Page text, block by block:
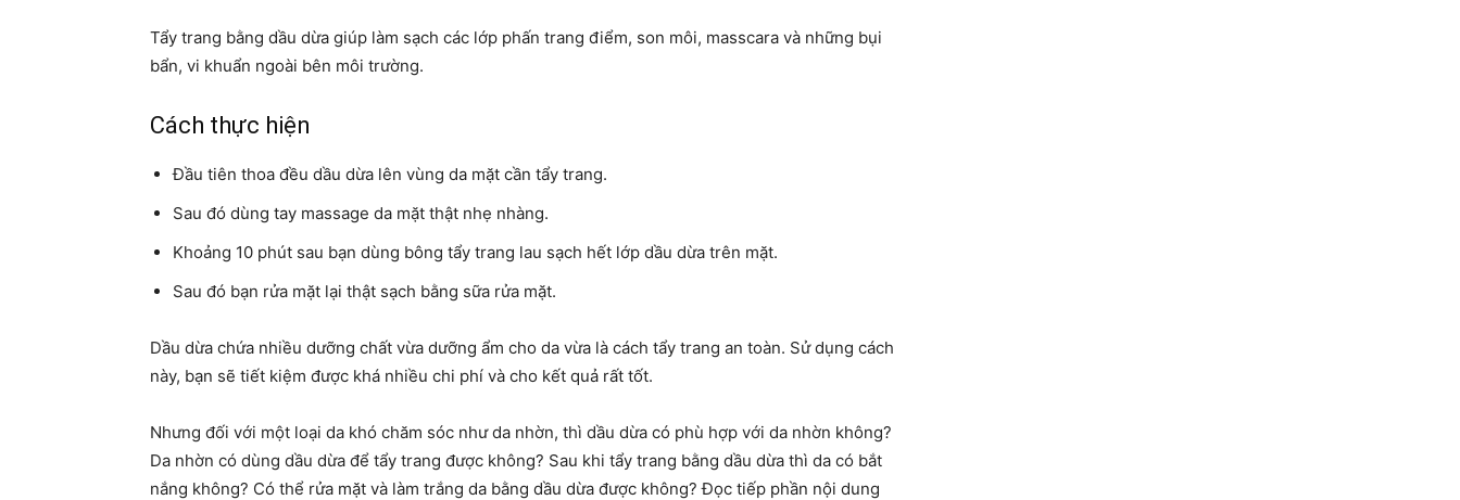
Tẩy trang bằng dầu dừa giúp làm sạch các lớp phấn trang điểm, son môi, masscara và những bụi
bẩn, vi khuẩn ngoài bên môi trường.
Cách thực hiện
Đầu tiên thoa đều dầu dừa lên vùng da mặt cần tẩy trang.
Sau đó dùng tay massage da mặt thật nhẹ nhàng.
Khoảng 10 phút sau bạn dùng bông tẩy trang lau sạch hết lớp dầu dừa trên mặt.
Sau đó bạn rửa mặt lại thật sạch bằng sữa rửa mặt.
Dầu dừa chứa nhiều dưỡng chất vừa dưỡng ẩm cho da vừa là cách tẩy trang an toàn. Sử dụng cách
này, bạn sẽ tiết kiệm được khá nhiều chi phí và cho kết quả rất tốt.
Nhưng đối với một loại da khó chăm sóc như da nhờn, thì dầu dừa có phù hợp với da nhờn không?
Da nhờn có dùng dầu dừa để tẩy trang được không? Sau khi tẩy trang bằng dầu dừa thì da có bắt
nắng không? Có thể rửa mặt và làm trắng da bằng dầu dừa được không? Đọc tiếp phần nội dung